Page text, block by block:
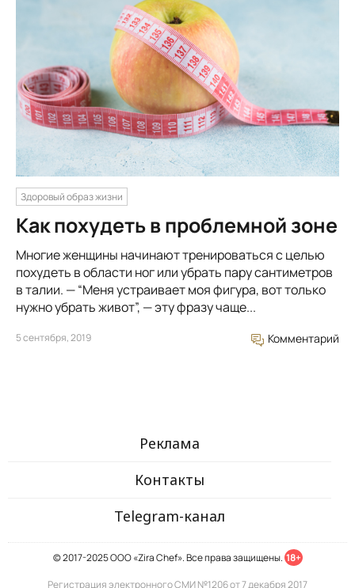
Здоровый образ жизни
Как похудеть в проблемной зоне
Многие женщины начинают тренироваться с целью
похудеть в области ног или убрать пару сантиметров
в талии. — “Меня устраивает моя фигура, вот только
нужно убрать живот”, — эту фразу чаще...
5 сентября, 2019 Комментарий
Реклама
Контакты
Telegram-канал
© 2017-2025 ООО «Zira Chef». Все права защищены. 18+
Регистрация электронного СМИ №1206 от 7 декабря 2017